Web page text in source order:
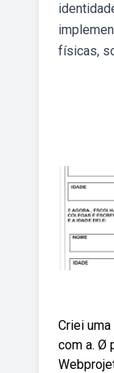
físicas,
Criei
com a. Ø